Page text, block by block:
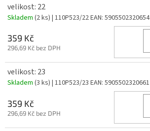
velikost: 22
Skladem (2 ks) | 110P523/22EAN: 5905502320654
359 Kč
296,69 Kč bez DPH
velikost: 23
Skladem (3 ks) | 110P523/23 EAN: 5905502320661
359 Kč
296,69 Kč bez DPH